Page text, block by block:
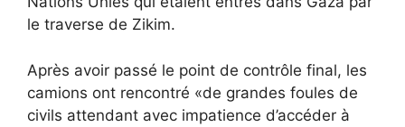
le traverse de Zikim.
Après avoir passé le point de contrôle final, les
camions ont rencontré «de grandes foules de
civils attendant avec impatience d’accéder à